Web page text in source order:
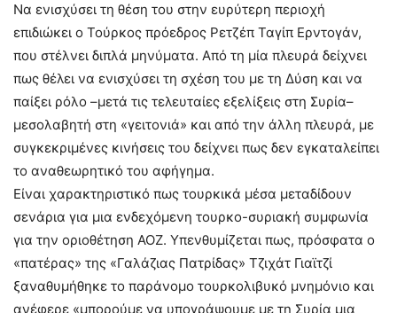
Να ενισχύσει τη θέση του στην ευρύτερη περιοχή
επιδιώκει ο Τούρκος πρόεδρος Ρετζέπ Ταγίπ Ερντογάν,
που στέλνει διπλά μηνύματα. Από τη μία πλευρά δείχνει
πως θέλει να ενισχύσει τη σχέση του με τη Δύση και να
παίξει ρόλο –μετά τις τελευταίες εξελίξεις στη Συρία–
μεσολαβητή στη «γειτονιά» και από την άλλη πλευρά, με
συγκεκριμένες κινήσεις του δείχνει πως δεν εγκαταλείπει
το αναθεωρητικό του αφήγημα.
Είναι χαρακτηριστικό πως τουρκικά μέσα μεταδίδουν
σενάρια για μια ενδεχόμενη τουρκο-συριακή συμφωνία
για την οριοθέτηση ΑΟΖ. Υπενθυμίζεται πως, πρόσφατα ο
«πατέρας» της «Γαλάζιας Πατρίδας» Τζιχάτ Γιαϊτζί
ξαναθυμήθηκε το παράνομο τουρκολιβυκό μνημόνιο και
ανέφερε «μπορούμε να υπογράψουμε με τη Συρία μια